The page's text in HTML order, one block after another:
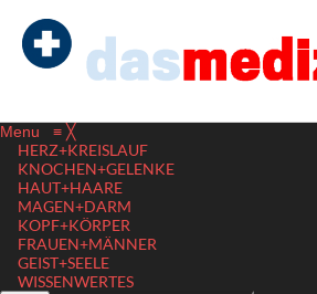
Menu ≡ ╳
HERZ+KREISLAUF
KNOCHEN+GELENKE
HAUT+HAARE
MAGEN+DARM
KOPF+KÖRPER
FRAUEN+MÄNNER
GEIST+SEELE
WISSENWERTES